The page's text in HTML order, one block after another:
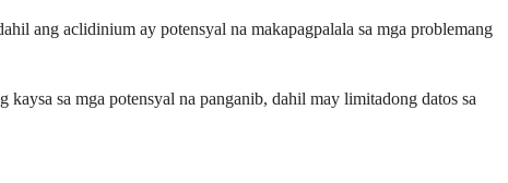
ang aclidinium ay potensyal na makapagpalala sa mga problemang
sa mga potensyal na panganib, dahil may limitadong datos sa